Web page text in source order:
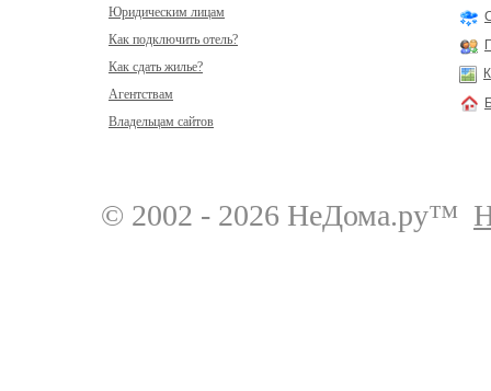
Юридическим лицам
Как подключить отель?
Как сдать жилье?
Агентствам
Владельцам сайтов
© 2002 - 2026 НеДома.ру™